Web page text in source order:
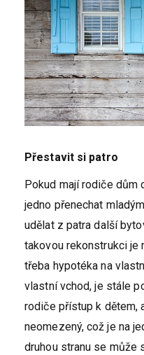
Přestavit si patro
Pokud mají rodiče dům
jedno přenechat
udělat z patra další
takovou rekonstrukci je
třeba hypotéka na
vlastní vchod, je stále
rodiče přístup k dětem,
neomezený, což je na
druhou stranu se může